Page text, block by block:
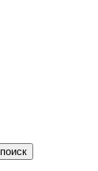
поиск